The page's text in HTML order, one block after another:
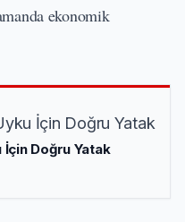
ekonomik
Doğru Yatak